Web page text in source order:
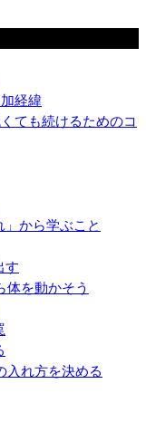
経緯
ても続けるためのコ
から学ぶこと
す
体を動かそう
入れ方を決める